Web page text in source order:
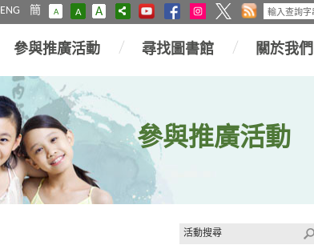
ENG 簡 A A A
參與推廣活動 尋找圖書館 關於我們
參與推廣活動